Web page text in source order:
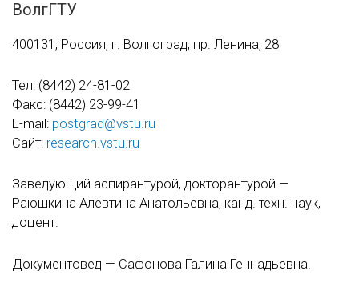
ВолгГТУ
400131, Россия, г. Волгоград, пр. Ленина, 28
Тел: (8442) 24-81-02
Факс: (8442) 23-99-41
E-mail: postgrad@vstu.ru
Сайт: research.vstu.ru
Заведующий аспирантурой, докторантурой —
Раюшкина Алевтина Анатольевна, канд. техн. наук,
доцент.
Документовед — Сафонова Галина Геннадьевна.